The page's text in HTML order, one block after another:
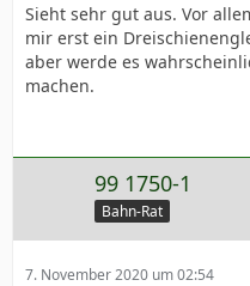
Sieht sehr gut aus. Vor
mir erst ein
aber werde es
machen.
99 1750-1
Bahn-Rat
7. November 2020 um 02:54